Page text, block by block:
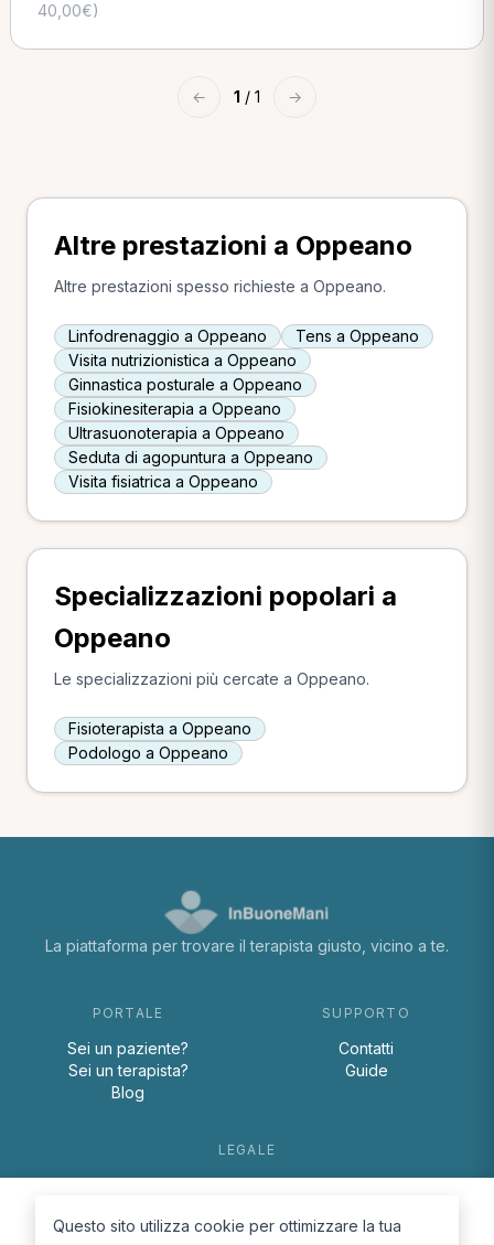
40,00€)
← 1 / 1 →
Altre prestazioni a Oppeano
Altre prestazioni spesso richieste a Oppeano.
Linfodrenaggio a Oppeano
Tens a Oppeano
Visita nutrizionistica a Oppeano
Ginnastica posturale a Oppeano
Fisiokinesiterapia a Oppeano
Ultrasuonoterapia a Oppeano
Seduta di agopuntura a Oppeano
Visita fisiatrica a Oppeano
Specializzazioni popolari a
Oppeano
Le specializzazioni più cercate a Oppeano.
Fisioterapista a Oppeano
Podologo a Oppeano
La piattaforma per trovare il terapista giusto, vicino a te.
PORTALE
Sei un paziente?
Sei un terapista?
Blog
SUPPORTO
Contatti
Guide
LEGALE
Cookie Policy
Questo sito utilizza cookie per ottimizzare la tua